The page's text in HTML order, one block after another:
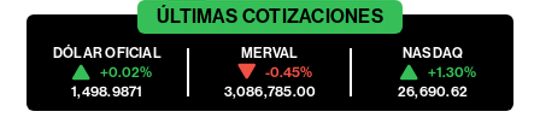
ÚLTIMAS COTIZACIONES
DÓLAR OFICIAL
+0.02%
1,498.9871
MERVAL
-0.45%
3,086,785.00
NASDAQ
+1.30%
26,690.62